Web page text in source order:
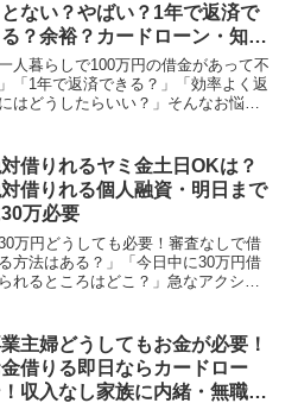
とない？やばい？1年で返済で
る？余裕？カードローン・知恵
など
一人暮らしで100万円の借金があって不
「1年で返済できる？」「効率よく返
はどうしたらいい？」そんなお悩み
済計画を立てれば完済は可能です。
し、十分な...
借りれるヤミ金土日OKは？
借りれる個人融資・明日まで
万必要
30万円どうしても必要！審査なしで借
方法はある？」「今日中に30万円借
れるところはどこ？」急なアクシデ
「明日までに」など、急ぎの場合は
に困ってしまうで...
主婦どうしてもお金が必要！
借りる即日ならカードロー
！収入なし家族に内緒・無職キ